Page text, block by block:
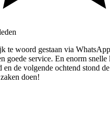
te woord gestaan via
goede service. En enorm snelle
en de volgende ochtend stond
doen!